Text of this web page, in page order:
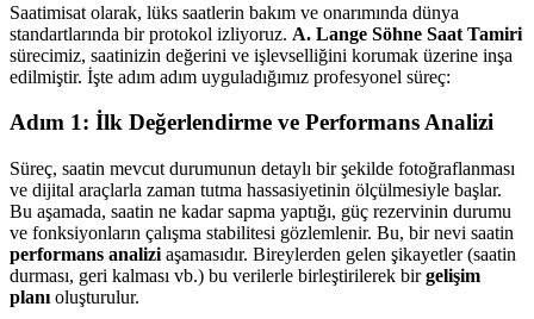
Saatimisat olarak, lüks saatlerin bakım ve onarımında dünya
standartlarında bir protokol izliyoruz. A. Lange Söhne Saat Tamiri
sürecimiz, saatinizin değerini ve işlevselliğini korumak üzerine inşa
edilmiştir. İşte adım adım uyguladığımız profesyonel süreç:
Adım 1: İlk Değerlendirme ve Performans Analizi
Süreç, saatin mevcut durumunun detaylı bir şekilde fotoğraflanması
ve dijital araçlarla zaman tutma hassasiyetinin ölçülmesiyle başlar.
Bu aşamada, saatin ne kadar sapma yaptığı, güç rezervinin durumu
ve fonksiyonların çalışma stabilitesi gözlemlenir. Bu, bir nevi saatin
performans analizi aşamasıdır. Bireylerden gelen şikayetler (saatin
durması, geri kalması vb.) bu verilerle birleştirilerek birgelişim
planı oluşturulur.